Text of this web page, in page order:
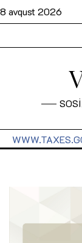
8 avqust 2026